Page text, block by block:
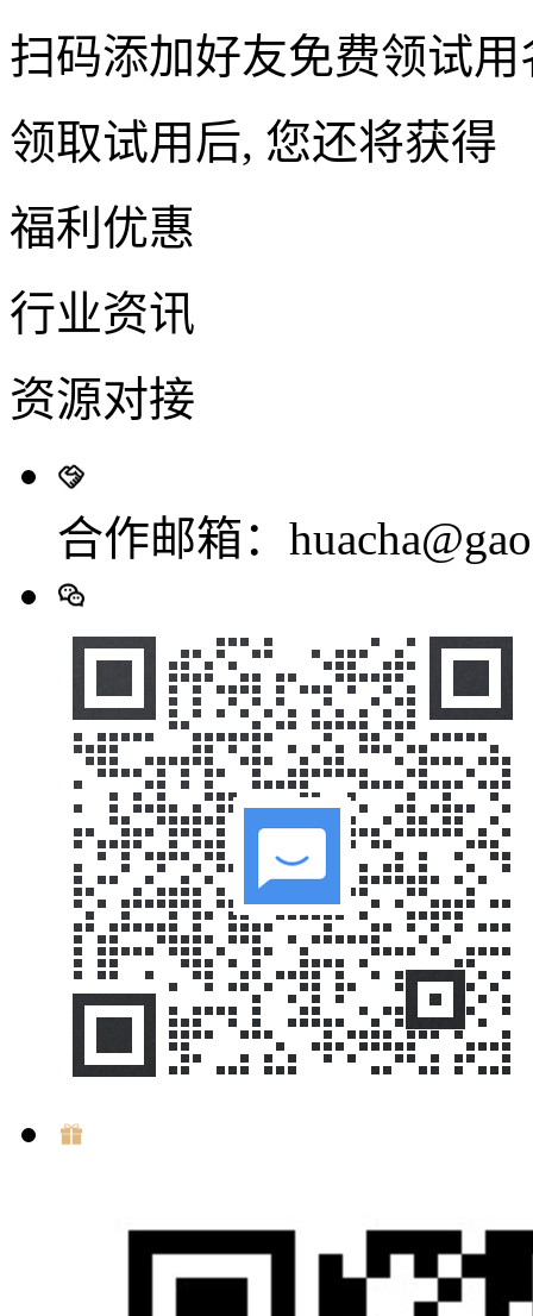
扫码添加好友免费领试用
领取试用后, 您还将获得
福利优惠
行业资讯
资源对接
合作邮箱：